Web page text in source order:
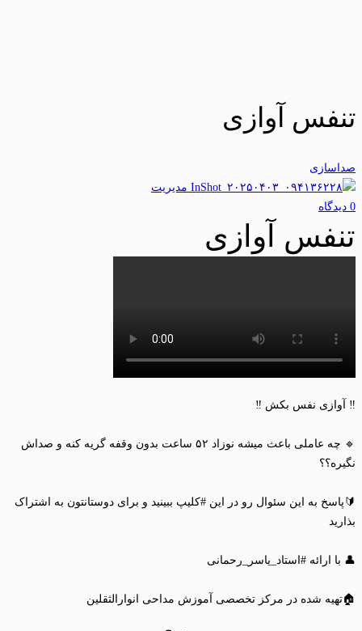
تنفس آوازی
صداسازی
مدیریت
0 دیدگاه‌
تنفس آوازی
‼️ آوازی نفس بکش ‼️
🔹 چه عاملی باعث میشه نوزاد ۵۲ ساعت بدون وقفه گریه کنه و صداش
نگیره؟؟
🔰پاسخ به این سئوال رو در این #کلیپ ببینید و برای دوستانتون به اشتراک
بذارید
👤 با ارائه #استاد_یاسر_رحمانی
🏠تهیه شده در مرکز تخصصی آموزش مداحی انوارالثقلین